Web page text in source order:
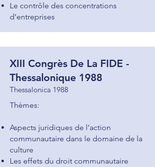
Le contrôle des concentrations
d’entreprises
XIII Congrès De La FIDE -
Thessalonique 1988
Thessalonica 1988
Thèmes:
Aspects juridiques de l’action
communautaire dans le domaine de la
culture
Les effets du droit communautaire